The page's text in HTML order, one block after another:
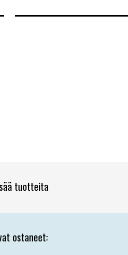
tuotteita
ostaneet: